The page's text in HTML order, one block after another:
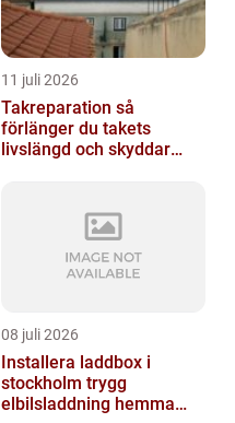
11 juli 2026
Takreparation så
förlänger du takets
livslängd och skyddar
08 juli 2026
Installera laddbox i
stockholm trygg
elbilsladdning hemma